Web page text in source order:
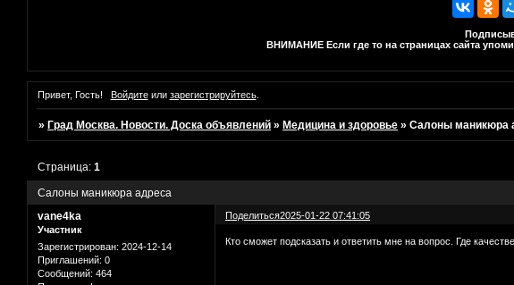
ВНИМАНИЕ Если где то на страницах сайта
Привет, Гость! Войдитеили зарегистрируйтесь.
» Град Москва. Новости. Доска объявлений » Медицина и здоровье »Салоны маникюра
Салоны маникюра адреса
Страница:1
Поделиться2025-01-22 07:41:05
vane4ka
Участник
Зарегистрирован: 2024-12-14
Приглашений: 0
Сообщений: 464
Кто сможет подсказать и ответить мне на вопрос. Где